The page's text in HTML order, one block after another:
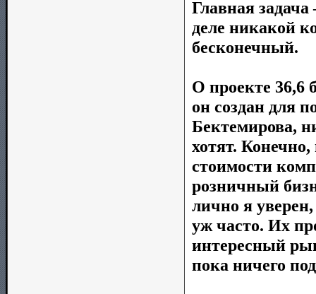
Главная
деле никакой
бесконечный.
О проекте 36,6
он создан для
Бектемирова,
хотят.
стоимости
розничный
лично я
уж часто. Их
интересный
пока ничего